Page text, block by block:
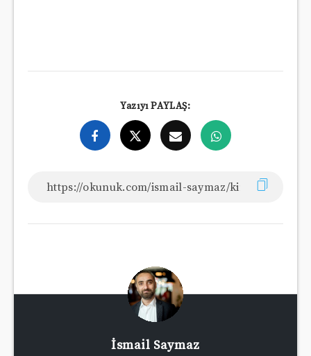
Yazıyı PAYLAŞ:
İsmail Saymaz